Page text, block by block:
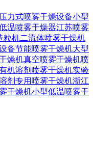
压力式喷雾干燥设备小型
温喷雾干燥器江苏喷雾
粒机二流体喷雾干燥机
备节能喷雾干燥机大型
燥机真空喷雾干燥机喷
机溶剂喷雾干燥机实验
剂专用喷雾干燥机浙江
干燥机小型低温喷雾干